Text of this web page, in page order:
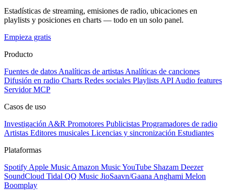
Estadísticas de streaming, emisiones de radio, ubicaciones en
playlists y posiciones en charts — todo en un solo panel.
Empieza gratis
Producto
Fuentes de datos Analíticas de artistas Analíticas de canciones
Difusión en radio Charts Redes sociales Playlists API Audio features
Servidor MCP
Casos de uso
Investigación A&R Promotores Publicistas Programadores de radio
Artistas Editores musicales Licencias y sincronización Estudiantes
Plataformas
Spotify Apple Music Amazon MusicYouTube Shazam Deezer
SoundCloud Tidal QQ Music JioSaavn/Gaana Anghami Melon
Boomplay